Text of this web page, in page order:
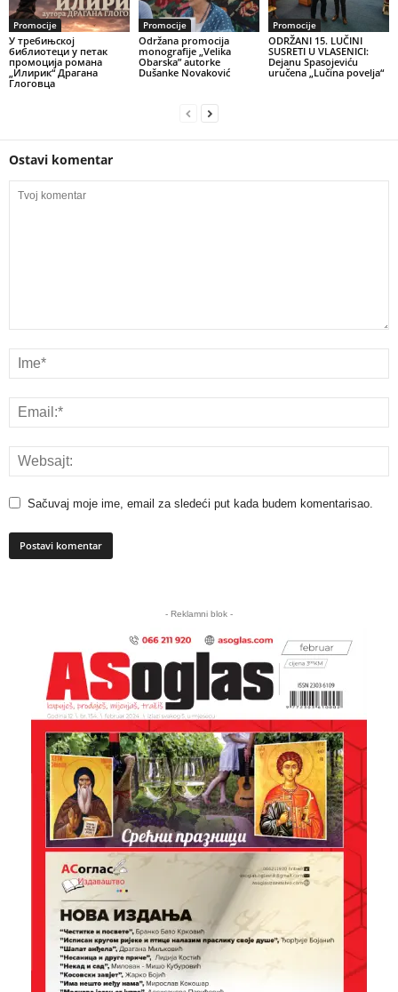
Promocije
У требињској
библиотеци у петак
промоција романа
„Илирик“ Драгана
Глоговца
Promocije
Održana promocija
monografije „Velika
Obarska” autorke
Dušanke Novaković
Promocije
ODRŽANI 15. LUČINI
SUSRETI U VLASENICI:
Dejanu Spasojeviću
uručena „Lučina povelja“
Ostavi komentar
Sačuvaj moje ime, email za sledeći put kada budem komentarisao.
- Reklamni blok -